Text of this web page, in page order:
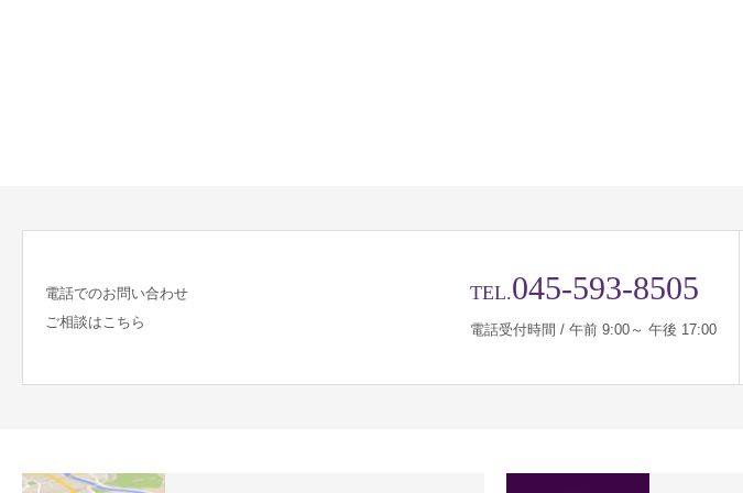
電話でのお問い合わせ
ご相談はこちら
TEL.045-593-8505
電話受付時間 / 午前 9:00～ 午後 17:00